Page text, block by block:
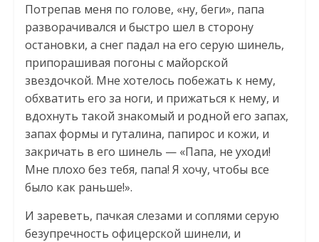
Потрепав меня по голове, «ну, беги», папа
разворачивался и быстро шел в сторону
остановки, а снег падал на его серую шинель,
припорашивая погоны с майорской
звездочкой. Мне хотелось побежать к нему,
обхватить его за ноги, и прижаться к нему, и
вдохнуть такой знакомый и родной его запах,
запах формы и гуталина, папирос и кожи, и
закричать в его шинель — «Папа, не уходи!
Мне плохо без тебя, папа! Я хочу, чтобы все
было как раньше!».
И зареветь, пачкая слезами и соплями серую
безупречность офицерской шинели, и